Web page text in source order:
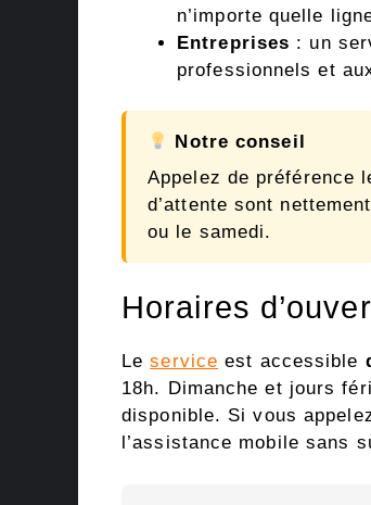
n’importe quelle
Entreprises : un
professionnels et
Notre conseil
Appelez de préférence
d’attente sont
ou le samedi.
Horaires
Leservice est accessible
18h. Dimanche et jours
disponible. Si vous
l’assistance mobile sans